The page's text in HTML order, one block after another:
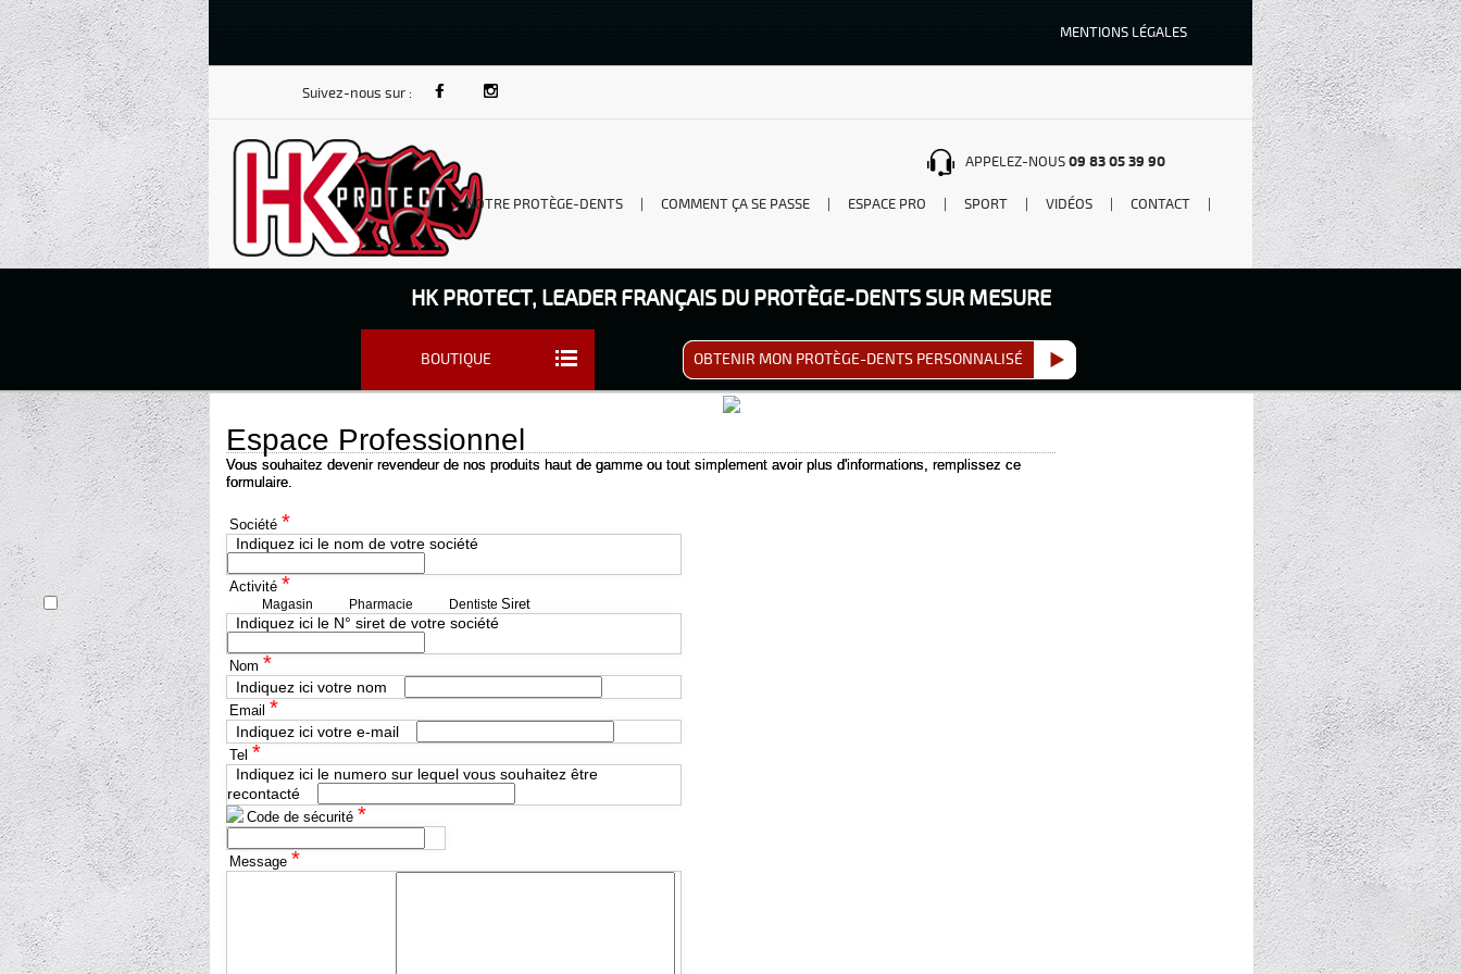
APPELEZ-NOUS09 83 05 39 90
Suivez-nous sur :
MENTIONS LÉGALES
NOTRE PROTÈGE-DENTS COMMENT ÇA SE PASSE ESPACE PRO SPORT VIDÉOS CONTACT
BOUTIQUE
HK PROTECT, LEADER FRANÇAIS DU PROTÈGE-DENTS SUR MESURE
OBTENIR MON PROTÈGE-DENTS PERSONNALISÉ
Espace Professionnel
Vous souhaitez devenir revendeur de nos produits haut de gamme ou tout simplement avoir plus d'informations, remplissez ce
formulaire.
Société *
Indiquez ici le nom de votre société
Activité *
Magasin Pharmacie Dentiste Siret
Indiquez ici le N° siret de votre société
Nom *
Indiquez ici votre nom
Email *
Indiquez ici votre e-mail
Tel *
Indiquez ici le numero sur lequel vous souhaitez être
recontacté
Code de sécurité *
Message *